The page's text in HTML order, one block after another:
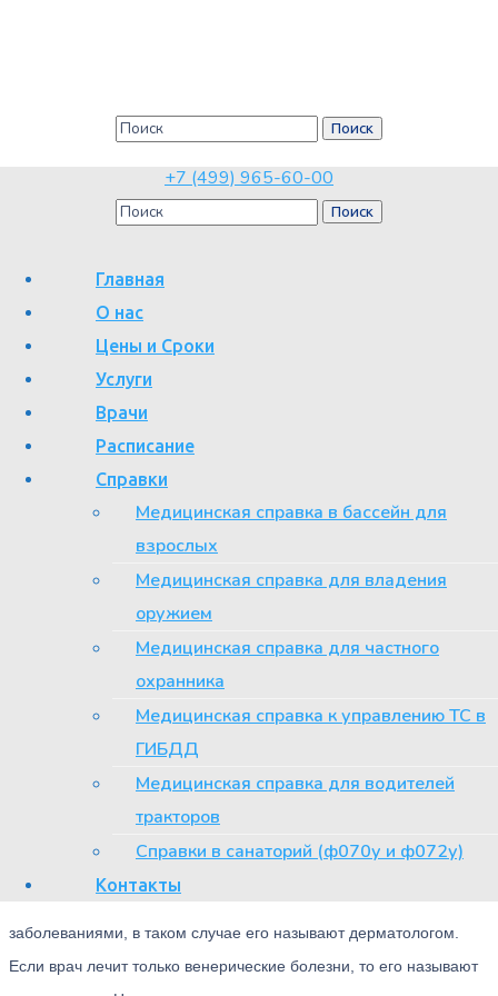
+7 (499) 965-60-00
Главная
О нас
Цены и Сроки
Услуги
Врачи
Расписание
Справки
Медицинская справка в бассейн для
взрослых
Медицинская справка для владения
оружием
Медицинская справка для частного
охранника
Медицинская справка к управлению ТС в
ГИБДД
Медицинская справка для водителей
тракторов
Справки в санаторий (ф070у и ф072у)
Контакты
Описание отделения
Своевременное посещение этого специалиста поможет выявить
и правильно пролечить серьезную патологию.
центре прием ведут опытные
дерматовенерологи. Они смогут помочь
пациенту в любой ситуации.
(волос, ногтей), а также половых инфекций. Иногда такой
специалист ведет прием больных только с кожными
заболеваниями, в таком случае его называют дерматологом.
Если врач лечит только венерические болезни, то его называют